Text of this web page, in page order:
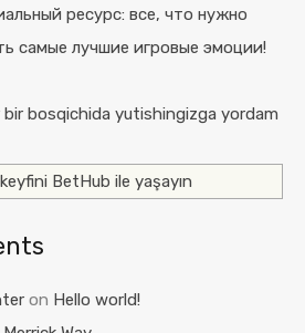
ресурс: все, что нужно
самые лучшие игровые эмоции!
bosqichida yutishingizga yordam
BetHub ile yaşayın
on Hello world!